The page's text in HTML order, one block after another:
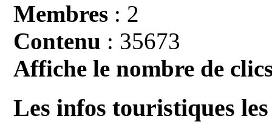
Membres : 2
Contenu : 35673
Affiche le nombre de
Les infos touristiques